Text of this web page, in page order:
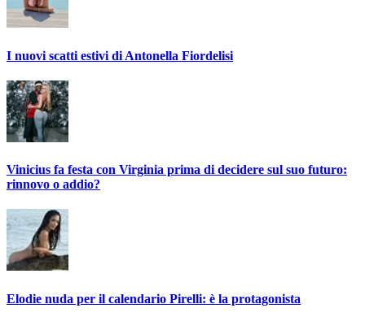
I nuovi scatti estivi di Antonella Fiordelisi
Vinicius fa festa con Virginia prima di decidere sul suo futuro:
rinnovo o addio?
Elodie nuda per il calendario Pirelli: è la protagonista